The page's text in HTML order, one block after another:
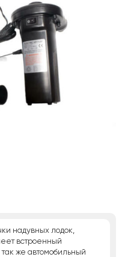
надувных лодок,
встроенный
же автомобильный